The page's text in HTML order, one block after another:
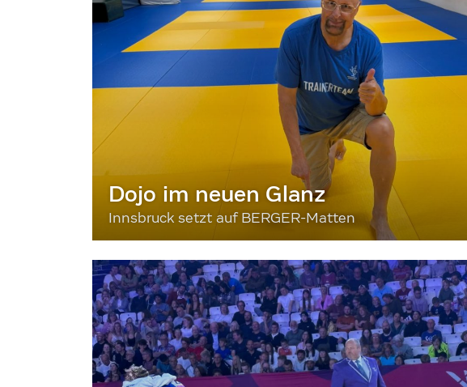
Dojo im neuen Glanz
Innsbruck setzt auf BERGER-Matten